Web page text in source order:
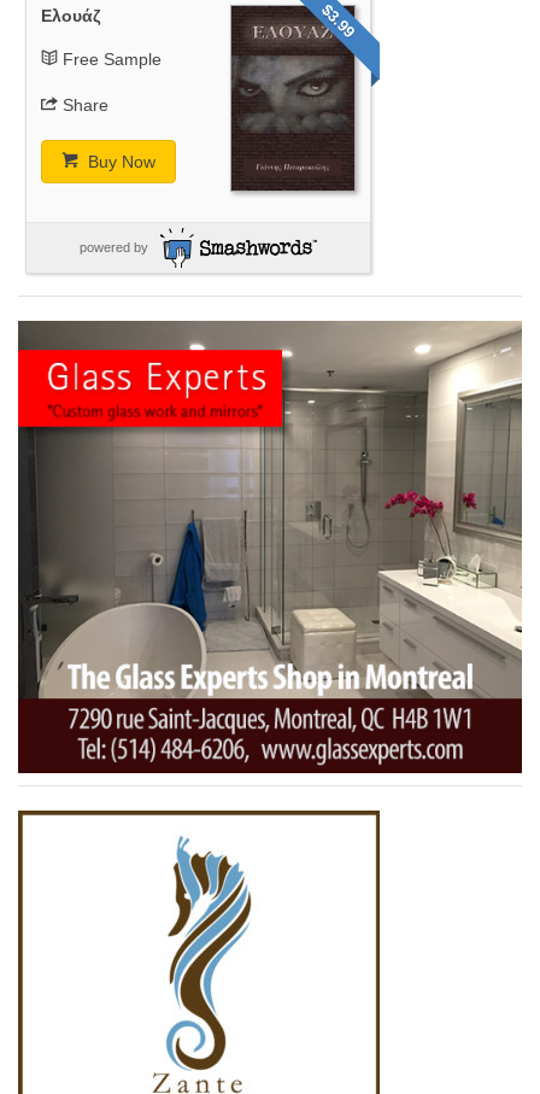
$3.99
Ελουάζ
Free Sample
Share
Buy Now
powered by